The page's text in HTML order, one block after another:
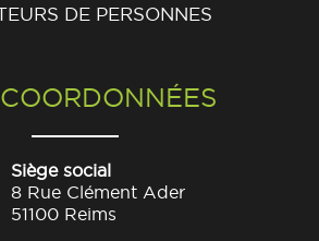
DE PERSONNES
COORDONNÉES
Siège social
8 Rue Clément Ader
51100 Reims